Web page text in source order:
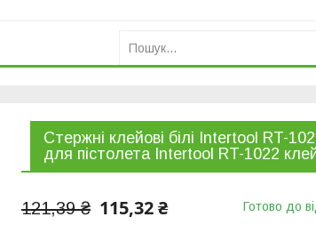
Стержні клейові білі Intertool RT-
для пістолета Intertool RT-1022
121,39 ₴ 115,32 ₴
Готово до